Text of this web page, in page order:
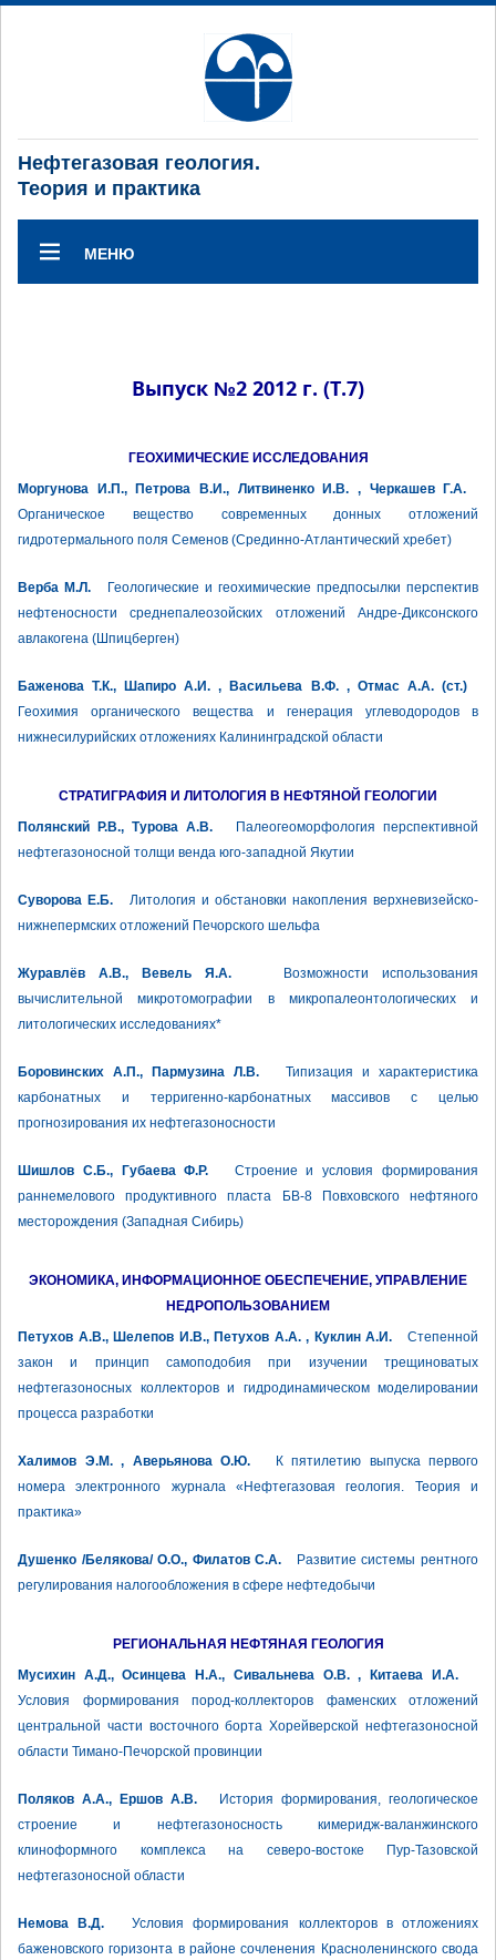
Нефтегазовая геология.
Теория и практика
МЕНЮ
Выпуск №2 2012 г. (Т.7)
ГЕОХИМИЧЕСКИЕ ИССЛЕДОВАНИЯ
Моргунова И.П., Петрова В.И., Литвиненко И.В. , Черкашев Г.А.
Органическое вещество современных донных отложений
гидротермального поля Семенов (Срединно-Атлантический хребет)
Верба М.Л. Геологические и геохимические предпосылки перспектив
нефтеносности среднепалеозойских отложений Андре-Диксонского
авлакогена (Шпицберген)
Баженова Т.К., Шапиро А.И. , Васильева В.Ф. , Отмас А.А. (ст.)
Геохимия органического вещества и генерация углеводородов в
нижнесилурийских отложениях Калининградской области
СТРАТИГРАФИЯ И ЛИТОЛОГИЯ В НЕФТЯНОЙ ГЕОЛОГИИ
Полянский Р.В., Турова А.В. Палеогеоморфология перспективной
нефтегазоносной толщи венда юго-западной Якутии
Суворова Е.Б. Литология и обстановки накопления верхневизейско-
нижнепермских отложений Печорского шельфа
Журавлёв А.В., Вевель Я.А.
Возможности использования
вычислительной микротомографии в микропалеонтологических и
литологических исследованиях*
Боровинских А.П., Пармузина Л.В. Типизация и характеристика
карбонатных и терригенно-карбонатных массивов с целью
прогнозирования их нефтегазоносности
Шишлов С.Б., Губаева Ф.Р. Строение и условия формирования
раннемелового продуктивного пласта БВ-8 Повховского нефтяного
месторождения (Западная Сибирь)
ЭКОНОМИКА, ИНФОРМАЦИОННОЕ ОБЕСПЕЧЕНИЕ, УПРАВЛЕНИЕ
НЕДРОПОЛЬЗОВАНИЕМ
Петухов А.В., Шелепов И.В., Петухов А.А. , Куклин А.И. Степенной
закон и принцип самоподобия при изучении трещиноватых
нефтегазоносных коллекторов и гидродинамическом моделировании
процесса разработки
Халимов Э.М. , Аверьянова О.Ю. К пятилетию выпуска первого
номера электронного журнала «Нефтегазовая геология. Теория и
практика»
Душенко /Белякова/ О.О., Филатов С.А. Развитие системы рентного
регулирования налогообложения в сфере нефтедобычи
РЕГИОНАЛЬНАЯ НЕФТЯНАЯ ГЕОЛОГИЯ
Мусихин А.Д., Осинцева Н.А., Сивальнева О.В. , Китаева И.А.
Условия формирования пород-коллекторов фаменских отложений
центральной части восточного борта Хорейверской нефтегазоносной
области Тимано-Печорской провинции
Поляков А.А., Ершов А.В.История формирования, геологическое
строение и нефтегазоносность кимеридж-валанжинского
клиноформного комплекса на северо-востоке Пур-Тазовской
нефтегазоносной области
Немова В.Д. Условия формирования коллекторов в отложениях
баженовского горизонта в районе сочленения Красноленинского свода